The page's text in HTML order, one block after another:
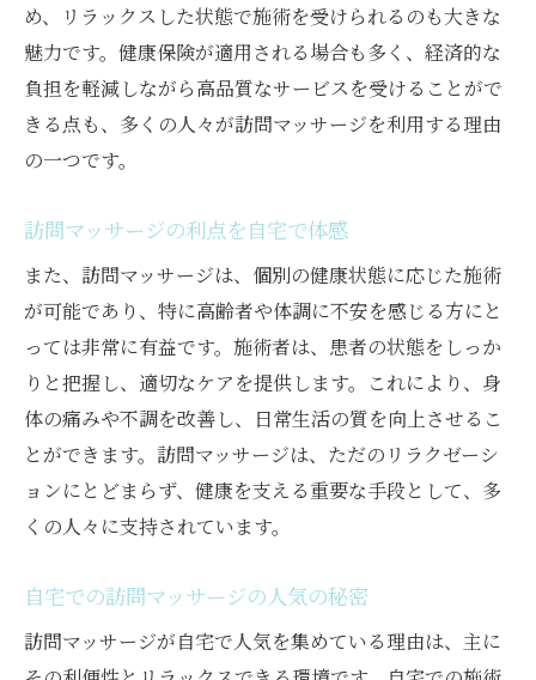
め、リラックスした状態で施術を受けられるのも大きな
魅力です。健康保険が適用される場合も多く、経済的な
負担を軽減しながら高品質なサービスを受けることがで
きる点も、多くの人々が訪問マッサージを利用する理由
の一つです。
訪問マッサージの利点を自宅で体感
また、訪問マッサージは、個別の健康状態に応じた施術
が可能であり、特に高齢者や体調に不安を感じる方にと
っては非常に有益です。施術者は、患者の状態をしっか
りと把握し、適切なケアを提供します。これにより、身
体の痛みや不調を改善し、日常生活の質を向上させるこ
とができます。訪問マッサージは、ただのリラクゼーシ
ョンにとどまらず、健康を支える重要な手段として、多
くの人々に支持されています。
自宅での訪問マッサージの人気の秘密
訪問マッサージが自宅で人気を集めている理由は、主に